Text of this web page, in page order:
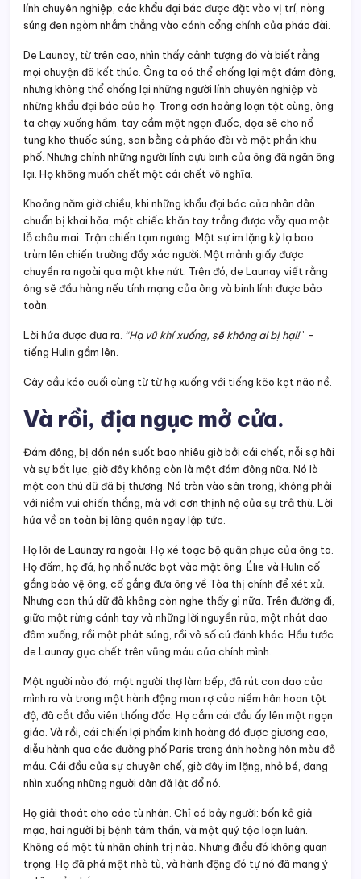
lính chuyên nghiệp, các khẩu đại bác được đặt vào vị trí, nòng
súng đen ngòm nhắm thẳng vào cánh cổng chính của pháo đài.
De Launay, từ trên cao, nhìn thấy cảnh tượng đó và biết rằng
mọi chuyện đã kết thúc. Ông ta có thể chống lại một đám đông,
nhưng không thể chống lại những người lính chuyên nghiệp và
những khẩu đại bác của họ. Trong cơn hoảng loạn tột cùng, ông
ta chạy xuống hầm, tay cầm một ngọn đuốc, dọa sẽ cho nổ
tung kho thuốc súng, san bằng cả pháo đài và một phần khu
phố. Nhưng chính những người lính cựu binh của ông đã ngăn ông
lại. Họ không muốn chết một cái chết vô nghĩa.
Khoảng năm giờ chiều, khi những khẩu đại bác của nhân dân
chuẩn bị khai hỏa, một chiếc khăn tay trắng được vẫy qua một
lỗ châu mai. Trận chiến tạm ngưng. Một sự im lặng kỳ lạ bao
trùm lên chiến trường đầy xác người. Một mảnh giấy được
chuyền ra ngoài qua một khe nứt. Trên đó, de Launay viết rằng
ông sẽ đầu hàng nếu tính mạng của ông và binh lính được bảo
toàn.
Lời hứa được đưa ra. “Hạ vũ khí xuống, sẽ không ai bị hại!” –
tiếng Hulin gầm lên.
Cây cầu kéo cuối cùng từ từ hạ xuống với tiếng kẽo kẹt não nề.
Và rồi, địa ngục mở cửa.
Đám đông, bị dồn nén suốt bao nhiêu giờ bởi cái chết, nỗi sợ hãi
và sự bất lực, giờ đây không còn là một đám đông nữa. Nó là
một con thú dữ đã bị thương. Nó tràn vào sân trong, không phải
với niềm vui chiến thắng, mà với cơn thịnh nộ của sự trả thù. Lời
hứa về an toàn bị lãng quên ngay lập tức.
Họ lôi de Launay ra ngoài. Họ xé toạc bộ quân phục của ông ta.
Họ đấm, họ đá, họ nhổ nước bọt vào mặt ông. Élie và Hulin cố
gắng bảo vệ ông, cố gắng đưa ông về Tòa thị chính để xét xử.
Nhưng con thú dữ đã không còn nghe thấy gì nữa. Trên đường đi,
giữa một rừng cánh tay và những lời nguyền rủa, một nhát dao
đâm xuống, rồi một phát súng, rồi vô số cú đánh khác. Hầu tước
de Launay gục chết trên vũng máu của chính mình.
Một người nào đó, một người thợ làm bếp, đã rút con dao của
mình ra và trong một hành động man rợ của niềm hân hoan tột
độ, đã cắt đầu viên thống đốc. Họ cắm cái đầu ấy lên một ngọn
giáo. Và rồi, cái chiến lợi phẩm kinh hoàng đó được giương cao,
diễu hành qua các đường phố Paris trong ánh hoàng hôn màu đỏ
máu. Cái đầu của sự chuyên chế, giờ đây im lặng, nhỏ bé, đang
nhìn xuống những người dân đã lật đổ nó.
Họ giải thoát cho các tù nhân. Chỉ có bảy người: bốn kẻ giả
mạo, hai người bị bệnh tâm thần, và một quý tộc loạn luân.
Không có một tù nhân chính trị nào. Nhưng điều đó không quan
trọng. Họ đã phá một nhà tù, và hành động đó tự nó đã mang ý